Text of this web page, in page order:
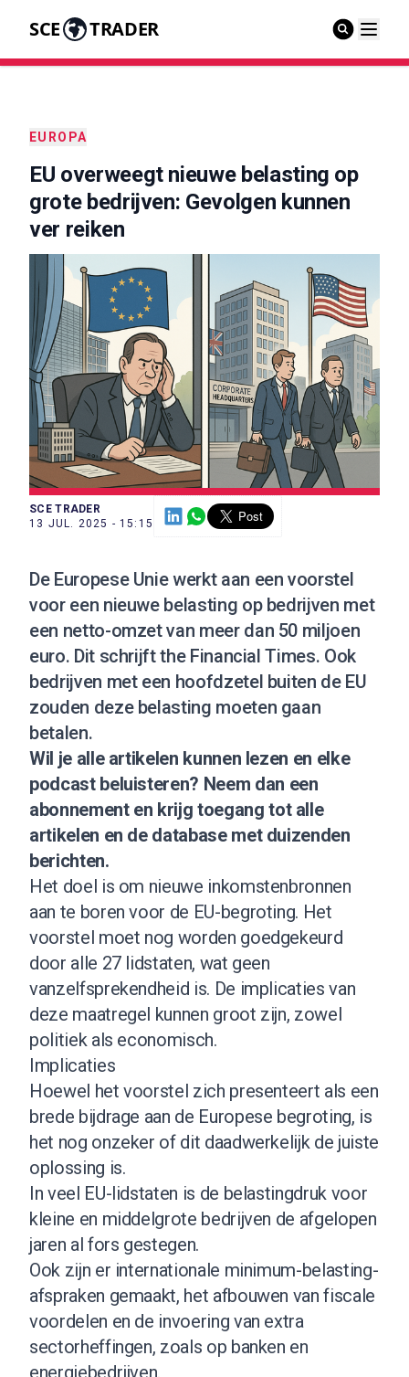
SCE TRADER
EUROPA
EU overweegt nieuwe belasting op
grote bedrijven: Gevolgen kunnen
ver reiken
SCE TRADER
13 JUL. 2025 - 15:15
De Europese Unie werkt aan een voorstel
voor een nieuwe belasting op bedrijven met
een netto-omzet van meer dan 50 miljoen
euro. Dit schrijft the Financial Times. Ook
bedrijven met een hoofdzetel buiten de EU
zouden deze belasting moeten gaan
betalen.
Wil je alle artikelen kunnen lezen en elke
podcast beluisteren? Neem dan een
abonnementen krijg toegang tot alle
artikelen en de database met duizenden
berichten.
Het doel is om nieuwe inkomstenbronnen
aan te boren voor de EU-begroting. Het
voorstel moet nog worden goedgekeurd
door alle 27 lidstaten, wat geen
vanzelfsprekendheid is. De implicaties van
deze maatregel kunnen groot zijn, zowel
politiek als economisch.
Implicaties
Hoewel het voorstel zich presenteert als een
brede bijdrage aan de Europese begroting, is
het nog onzeker of dit daadwerkelijk de juiste
oplossing is.
In veel EU-lidstaten is de belastingdruk voor
kleine en middelgrote bedrijven de afgelopen
jaren al fors gestegen.
Ook zijn er internationale minimum-belasting-
afspraken gemaakt, het afbouwen van fiscale
voordelen en de invoering van extra
sectorheffingen, zoals op banken en
energiebedrijven.